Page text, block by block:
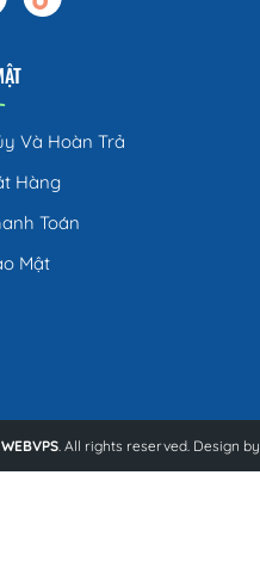
Và Hoàn Trả
Hàng
Toán
Mật
WEBVPS. All rights reserved. Design by